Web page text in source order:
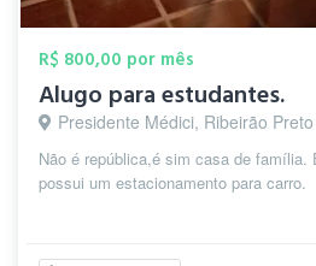
R$ 800,00 por mês
Alugo para estudantes.
Presidente Médici, Ribeirão
Não é república,é sim casa de família.
possui um estacionamento para carro.